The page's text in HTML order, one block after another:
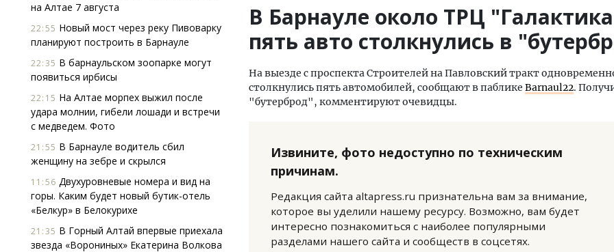
на Алтае 7 августа
22:55 Новый мост через реку Пивоварку
планируют построить в Барнауле
22:35 В барнаульском зоопарке могут
появиться ирбисы
22:15 На Алтае морпех выжил после
удара молнии, гибели лошади и встречи
с медведем. Фото
21:55 В Барнауле водитель сбил
женщину на зебре и скрылся
11:56 Двухуровневые номера и вид на
горы. Каким будет новый бутик-отель
«Белкур» в Белокурихе
21:35 В Горный Алтай впервые приехала
звезда «Ворониных» Екатерина Волкова
В Барнауле около ТРЦ
пять авто столкнулись в
На выезде с проспекта Строителей на Павловский тракт
столкнулись пять автомобилей, сообщают в паблике Barnaul22.
"бутерброд", комментируют очевидцы.
Извините, фото недоступно по техническим
причинам.
Редакция сайта altapress.ru признательна вам за внимание,
которое вы уделили нашему ресурсу. Возможно, вам будет
интересно познакомиться с наиболее популярными
разделами нашего сайта и сообществ в соцсетях.